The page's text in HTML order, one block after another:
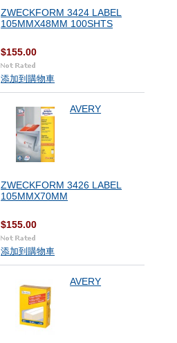
ZWECKFORM 3424 LABEL
105MMX48MM 100SHTS
$155.00
添加到購物車
AVERY
ZWECKFORM 3426 LABEL
105MMX70MM
$155.00
添加到購物車
AVERY